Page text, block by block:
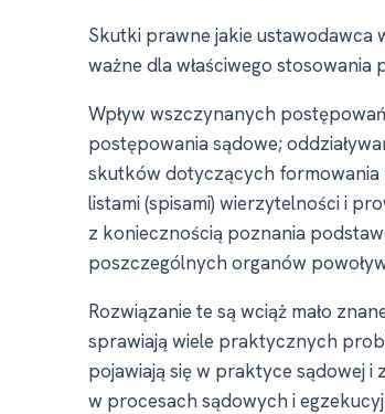
Skutki prawne jakie ustawodawca
ważne dla właściwego
Wpływ wszczynanych
postępowania sądowe;
skutków dotyczących formowania
listami (spisami) wierzytelności i
z koniecznością poznania
poszczególnych organów
Rozwiązanie te są wciąż mało
sprawiają wiele praktycznych
pojawiają się w praktyce sądowej
w procesach sądowych i